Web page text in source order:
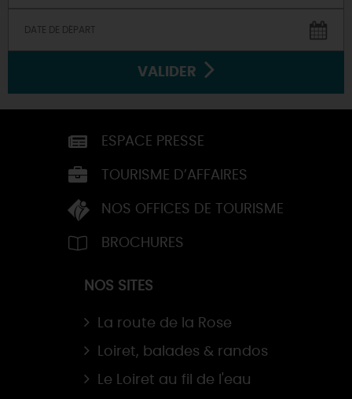
VALIDER
ESPACE PRESSE
TOURISME D’AFFAIRES
NOS OFFICES DE TOURISME
BROCHURES
NOS SITES
La route de la Rose
Loiret, balades & randos
Le Loiret au fil de l'eau